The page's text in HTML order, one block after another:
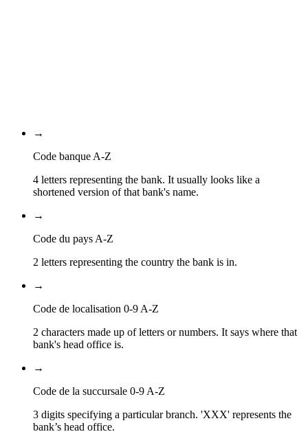
→
Code banque A-Z
4 letters representing the bank. It usually looks like a
shortened version of that bank's name.
→
Code du pays A-Z
2 letters representing the country the bank is in.
→
Code de localisation 0-9 A-Z
2 characters made up of letters or numbers. It says where that
bank's head office is.
→
Code de la succursale 0-9 A-Z
3 digits specifying a particular branch. 'XXX' represents the
bank’s head office.